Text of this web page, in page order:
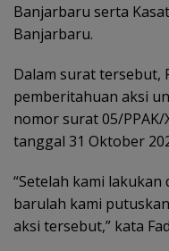
Banjarbaru serta
Banjarbaru.
Dalam surat tersebut,
pemberitahuan aksi
nomor surat 05/
tanggal 31 Oktober
“Setelah kami
barulah kami
aksi tersebut,” kata